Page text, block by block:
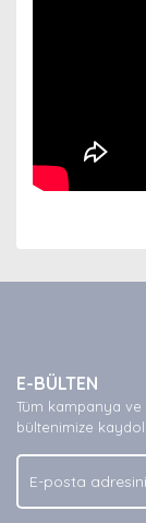
formunu
Görüş ve
Ürün
Ürün
Ürün fiyatı
Bu ürüne
E-BÜLTEN
Tüm kampanya
bültenimize